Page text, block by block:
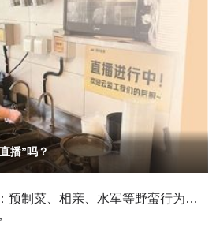
马德里的中国春节庆祝活动内容丰富，
游行。泰国《民族报》说，泰国旅游局
系列活动与优惠举措，迎接中国春
马德里街头的一块显示屏播放中国春
鼎博摄 秘鲁《商报》文章认为，虽然
超越国界，在世界各地广受欢迎”。德国
世界各地都在庆祝春节。2024年，‘春节
会实践’被列入联合国教科文组织人类非
凸显了这一传统节日的文化意义。” 卢
将目光从春节投向了其背后的发展逻辑。
文章写道：“每次到中国旅行，（高铁）
，不止是城市间的一段旅程，更是对中
亲眼见证历史的发展——一个古老文明，
年货采购等有机融合；江苏苏州依托有
新等政策，举办200余场新春惠民消费活
活力。活跃繁荣的假日消费市场，诠
更彰显着投资于人、发展惠民的生动实
万象新 津门大地，古文化街宫前广
呈；戏楼下，民乐合奏《盛世国乐》婉
祖情》韵味醇厚……游客们驻足观赏，感
来自广东的游客李静雅看得入神：“天
饰到唱腔都和南方大不相同，让我真切
多彩。” 文脉赓续，薪火相传。这个春
统民俗与现代光影技术，吸引中外游
灯结彩，英歌舞刚劲豪迈；陕西西安大
法机关的职权范围和行使方式需要尊重市
法院个别
业合法权益和营商环境的案例，反映了司
在该案例中，个别法官违反法律规定，滥
的合法权益和营商环境，破坏了市场主体
达到掠夺受害人的财产为利益关系人谋取
益和营商环境，破坏市场主体双方自愿签
害人的财产为利益关系人谋取不当利益，
优化营商环境条例》、《浙江省优化营商
营商环境条例》等的规定，且与党的二十
环境，依法保护民营企业产权和企业家
播”吗？
预制菜、相亲、水军等野蛮行为该